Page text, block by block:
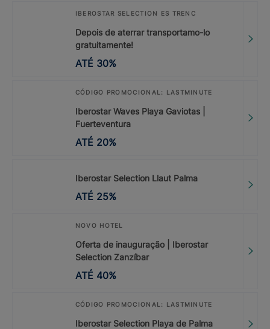
IBEROSTAR SELECTION ES TRENC
Depois de aterrar transportamo-lo
gratuitamente!
ATÉ 30%
CÓDIGO PROMOCIONAL: LASTMINUTE
Iberostar Waves Playa Gaviotas |
Fuerteventura
ATÉ 20%
Iberostar Selection Llaut Palma
ATÉ 25%
NOVO HOTEL
Oferta de inauguração | Iberostar
Selection Zanzíbar
ATÉ 40%
CÓDIGO PROMOCIONAL: LASTMINUTE
Iberostar Selection Playa de Palma